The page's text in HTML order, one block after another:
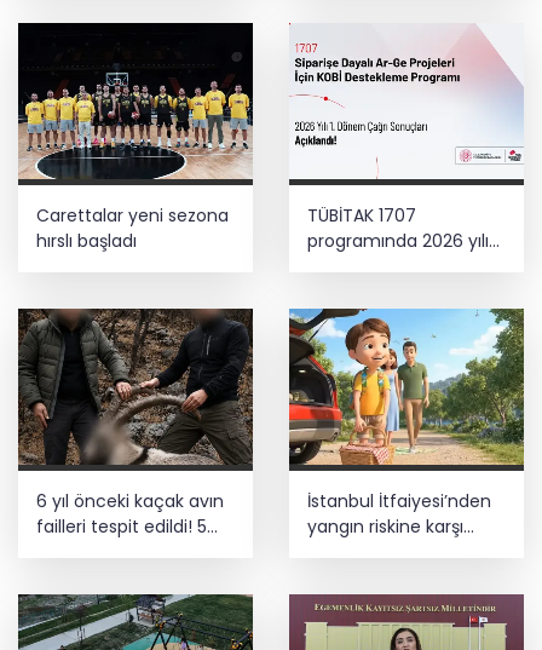
Carettalar yeni sezona
hırslı başladı
TÜBİTAK 1707
programında 2026 yılı
6 yıl önceki kaçak avın
failleri tespit edildi! 5
yaban keçisi için ceza
İstanbul İtfaiyesi’nden
yangın riskine karşı
videolu uyarı